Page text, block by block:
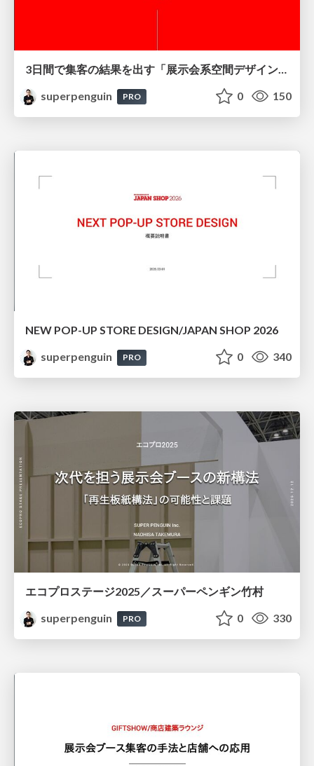
3日間で集客の結果を出す「展示会系空間デザイン」の手法／JAPANSHOPセミナー01
superpenguin
PRO 0 150
NEW POP-UP STORE DESIGN/JAPAN SHOP 2026
superpenguin
PRO 0 340
エコプロステージ2025／スーパーペンギン竹村
superpenguin
PRO 0 330